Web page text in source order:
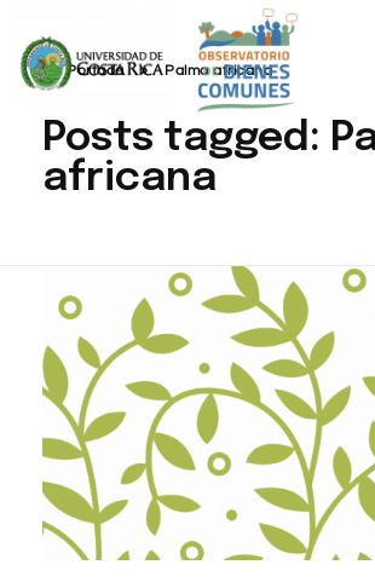
Portada » Palma africana
Posts tagged:
africana